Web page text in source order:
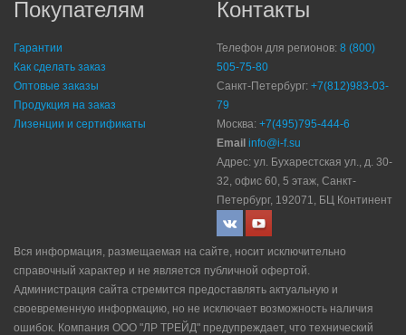
Покупателям
Гарантии
Как сделать заказ
Оптовые заказы
Продукция на заказ
Лизенции и сертификаты
Контакты
Телефон для регионов: 8 (800)
505-75-80
Санкт-Петербург: +7(812)983-03-
79
Москва: +7(495)795-444-6
Email info@i-f.su
Адрес: ул. Бухарестская ул., д. 30-
32, офис 60, 5 этаж, Санкт-
Петербург, 192071, БЦ Континент
Вся информация, размещаемая на сайте, носит исключительно
справочный характер и не является публичной офертой.
Администрация сайта стремится предоставлять актуальную и
своевременную информацию, но не исключает возможность наличия
ошибок. Компания ООО "ЛР ТРЕЙД" прeдупрeждaeт, что технический